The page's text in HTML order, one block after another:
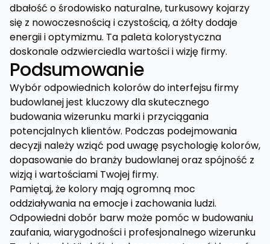
dbałość o środowisko naturalne, turkusowy kojarzy
się z nowoczesnością i czystością, a żółty dodaje
energii i optymizmu. Ta paleta kolorystyczna
doskonale odzwierciedla wartości i wizję firmy.
Podsumowanie
Wybór odpowiednich kolorów do interfejsu firmy
budowlanej jest kluczowy dla skutecznego
budowania wizerunku marki i przyciągania
potencjalnych klientów. Podczas podejmowania
decyzji należy wziąć pod uwagę psychologię kolorów,
dopasowanie do branży budowlanej oraz spójność z
wizją i wartościami Twojej firmy.
Pamiętaj, że kolory mają ogromną moc
oddziaływania na emocje i zachowania ludzi.
Odpowiedni dobór barw może pomóc w budowaniu
zaufania, wiarygodności i profesjonalnego wizerunku